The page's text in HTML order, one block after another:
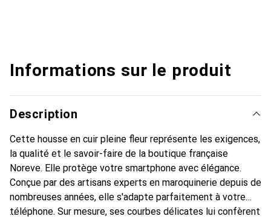
Informations sur le produit
Description
Cette housse en cuir pleine fleur représente les exigences,
la qualité et le savoir-faire de la boutique française
Noreve. Elle protège votre smartphone avec élégance.
Conçue par des artisans experts en maroquinerie depuis de
nombreuses années, elle s'adapte parfaitement à votre
téléphone. Sur mesure, ses courbes délicates lui confèrent